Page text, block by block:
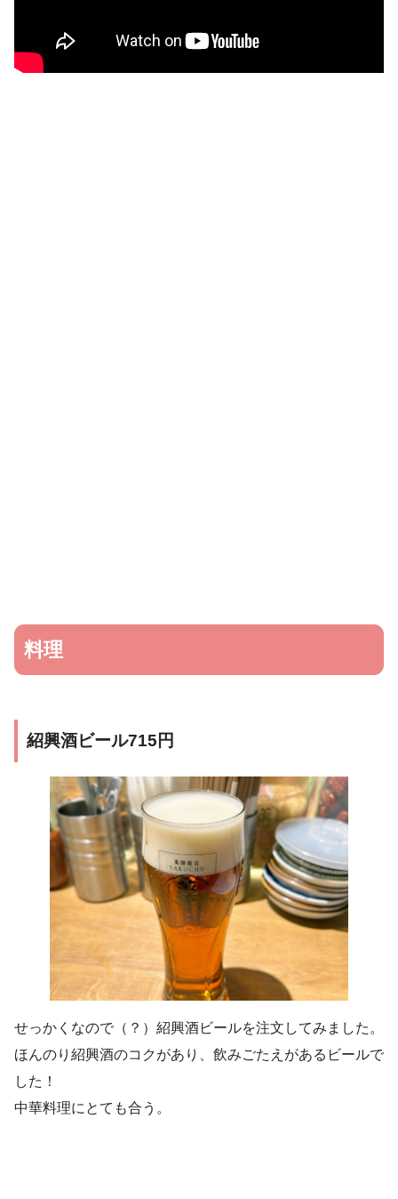
料理
紹興酒ビール715円
せっかくなので（？）紹興酒ビールを注文してみました。
ほんのり紹興酒のコクがあり、飲みごたえがあるビールで
した！
中華料理にとても合う。